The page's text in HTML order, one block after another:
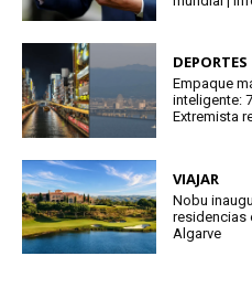
DEPORTES
Empaque
inteligente:
Extremista
VIAJAR
Nobu
residencias
Algarve